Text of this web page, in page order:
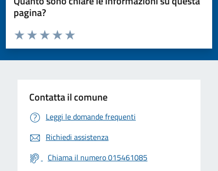
pagina?
Valuta da 1 a 5 stelle la pagina
Valuta 5 stelle su 5
Valuta 4 stelle su 5
Valuta 3 stelle su 5
Valuta 2 stelle su 5
Valuta 1 stelle su 5
Contatta il comune
Leggi le domande frequenti
Richiedi assistenza
Chiama il numero 015461085